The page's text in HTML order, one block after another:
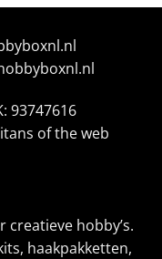
93747616
of the web
hobby’s.
haakpakketten,